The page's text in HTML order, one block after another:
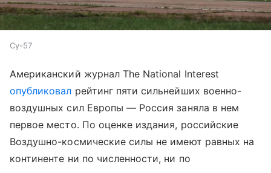
Су-57
Американский журнал The National Interest
опубликовал рейтинг пяти сильнейших военно-
воздушных сил Европы — Россия заняла в нем
первое место. По оценке издания, российские
Воздушно-космические силы не имеют равных на
континенте ни по численности, ни по